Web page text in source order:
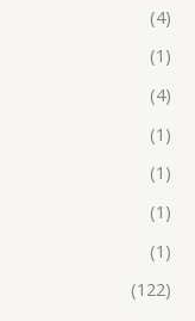
(4)
(1)
(4)
(1)
(1)
(1)
(1)
(122)